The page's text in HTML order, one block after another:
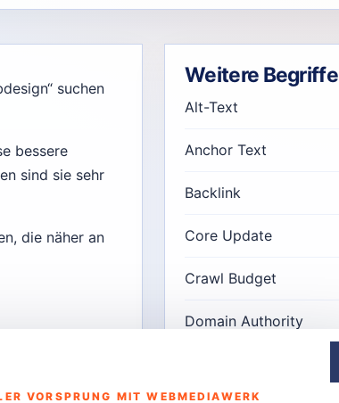
suchen
bessere
sind sie sehr
die näher an
Weitere Begriffe
Alt-Text
Anchor Text
Backlink
Core Update
Crawl Budget
Domain Authority
VORSPRUNG MIT WEBMEDIAWERK